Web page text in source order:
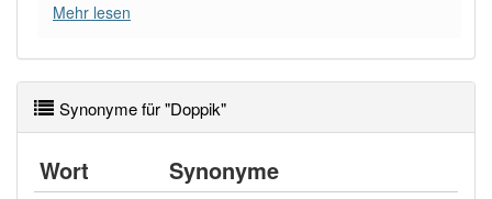
Mehr lesen
Synonyme für "Doppik"
Wort Synonyme